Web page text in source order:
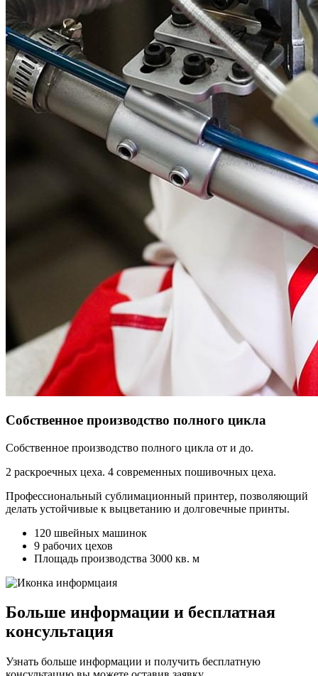
Собственное производство полного цикла
Собственное производство полного цикла от и до.
2 раскроечных цеха. 4 современных пошивочных цеха.
Профессиональный сублимационный принтер, позволяющий
делать устойчивые к выцветанию и долговечные принты.
120 швейных машинок
9 рабочих цехов
Площадь производства 3000 кв. м
Больше информации и бесплатная
консультация
Узнать больше информации и получить бесплатную